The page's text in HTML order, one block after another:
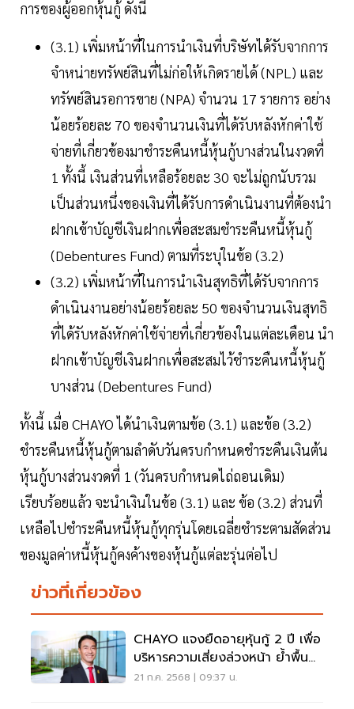
การของผู้ออกหุ้นกู้ ดังนี้
(3.1) เพิ่มหน้าที่ในการนำเงินที่บริษัทได้รับจากการ
จำหน่ายทรัพย์สินที่ไม่ก่อให้เกิดรายได้ (NPL) และ
ทรัพย์สินรอการขาย (NPA) จำนวน 17 รายการ อย่าง
น้อยร้อยละ 70 ของจำนวนเงินที่ได้รับหลังหักค่าใช้
จ่ายที่เกี่ยวข้องมาชำระคืนหนี้หุ้นกู้บางส่วนในงวดที่
1 ทั้งนี้ เงินส่วนที่เหลือร้อยละ 30 จะไม่ถูกนับรวม
เป็นส่วนหนึ่งของเงินที่ได้รับการดำเนินงานที่ต้องนำ
ฝากเข้าบัญชีเงินฝากเพื่อสะสมชำระคืนหนี้หุ้นกู้
(Debentures Fund) ตามที่ระบุในข้อ (3.2)
(3.2) เพิ่มหน้าที่ในการนำเงินสุทธิที่ได้รับจากการ
ดำเนินงานอย่างน้อยร้อยละ 50 ของจำนวนเงินสุทธิ
ที่ได้รับหลังหักค่าใช้จ่ายที่เกี่ยวข้องในแต่ละเดือน นำ
ฝากเข้าบัญชีเงินฝากเพื่อสะสมไว้ชำระคืนหนี้หุ้นกู้
บางส่วน (Debentures Fund)
ทั้งนี้ เมื่อ CHAYO ได้นำเงินตามข้อ (3.1) และข้อ (3.2)
ชำระคืนหนี้หุ้นกู้ตามลำดับวันครบกำหนดชำระคืนเงินต้น
หุ้นกู้บางส่วนงวดที่ 1 (วันครบกำหนดไถ่ถอนเดิม)
เรียบร้อยแล้ว จะนำเงินในข้อ (3.1) และ ข้อ (3.2) ส่วนที่
เหลือไปชำระคืนหนี้หุ้นกู้ทุกรุ่นโดยเฉลี่ยชำระตามสัดส่วน
ของมูลค่าหนี้หุ้นกู้คงค้างของหุ้นกู้แต่ละรุ่นต่อไป
ข่าวที่เกี่ยวข้อง
CHAYO แจงยืดอายุหุ้นกู้ 2 ปี เพื่อ
บริหารความเสี่ยงล่วงหน้า ย้ำพื้น
ฐานธุรกิจแกร่ง
21 ก.ค. 2568 | 09:37 น.